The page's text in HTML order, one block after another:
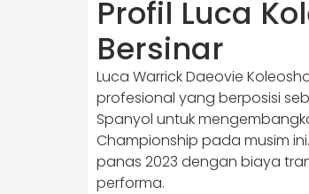
Profil Luca
Bersinar
Luca Warrick Daeovie
profesional yang berposisi
Spanyol untuk
Championship pada musim
panas 2023 dengan biaya
performa.